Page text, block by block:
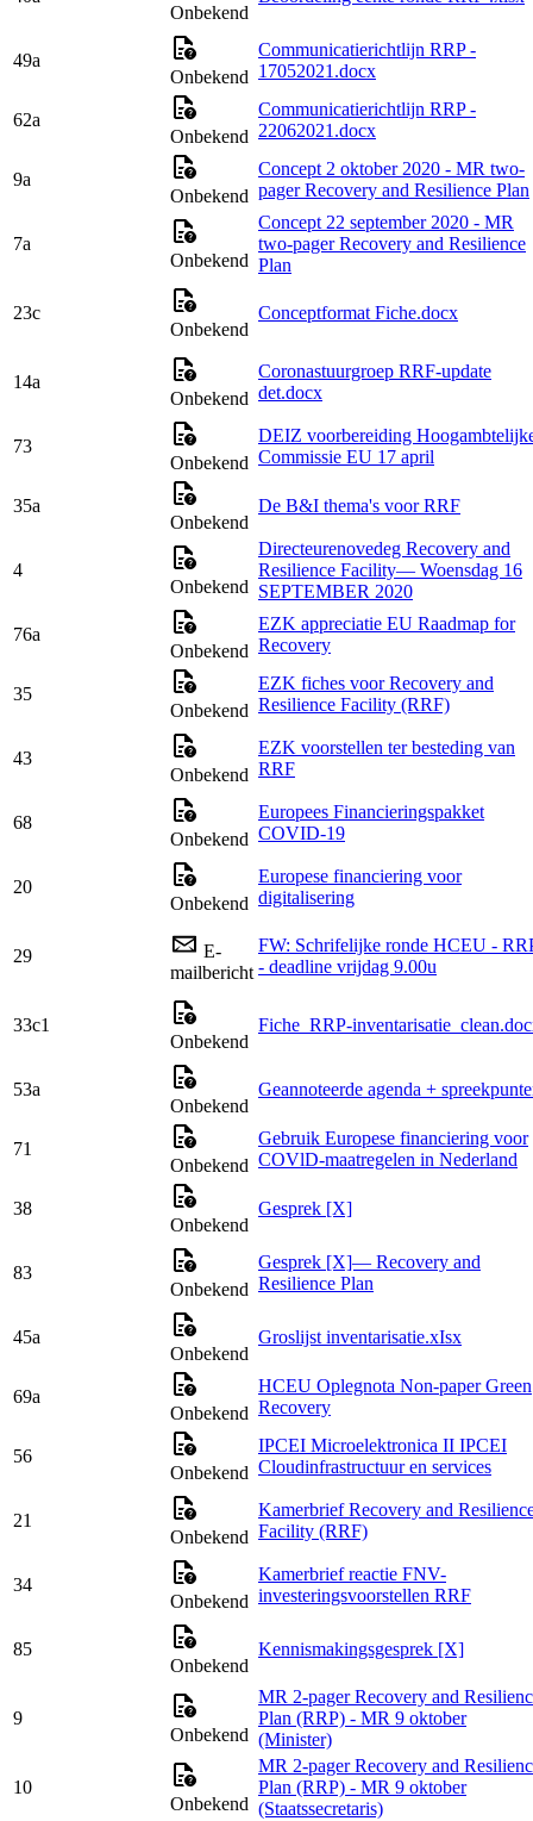
Onbekend
49a
Onbekend
Communicatierichtlijn RRP -
17052021.docx
62a
Onbekend
Communicatierichtlijn RRP -
22062021.docx
9a
Onbekend
Concept 2 oktober 2020 - MR two-
pager Recovery and Resilience Plan
7a
Onbekend
Concept 22 september 2020 - MR
two-pager Recovery and Resilience
Plan
23c
Onbekend
Conceptformat Fiche.docx
14a
Onbekend
Coronastuurgroep RRF-update
det.docx
73
Onbekend
DEIZ voorbereiding
Commissie EU 17 april
35a
Onbekend
De B&I thema's voor RRF
4
Onbekend
Directeurenovedeg Recovery and
Resilience Facility— Woensdag 16
SEPTEMBER 2020
76a
Onbekend
EZK appreciatie EU Raadmap for
Recovery
35
Onbekend
EZK fiches voor Recovery and
Resilience Facility (RRF)
43
Onbekend
EZK voorstellen ter besteding van
RRF
68
Onbekend
Europees Financieringspakket
COVID-19
20
Onbekend
Europese financiering voor
digitalisering
29
E-
mailbericht
FW: Schrifelijke ronde HCEU -
- deadline vrijdag 9.00u
33c1
Onbekend
Fiche_RRP-
53a
Onbekend
Geannoteerde agenda +
71
Onbekend
Gebruik Europese financiering voor
COVlD-maatregelen in Nederland
38
Onbekend
Gesprek [X]
83
Onbekend
Gesprek [X]— Recovery and
Resilience Plan
45a
Onbekend
Groslijst inventarisatie.xIsx
69a
Onbekend
HCEU Oplegnota Non-paper Green
Recovery
56
Onbekend
IPCEI Microelektronica II IPCEI
Cloudinfrastructuur en services
21
Onbekend
Kamerbrief Recovery and
Facility (RRF)
34
Onbekend
Kamerbrief reactie FNV-
investeringsvoorstellen RRF
85
Onbekend
Kennismakingsgesprek [X]
9
Onbekend
MR 2-pager Recovery and
Plan (RRP) - MR 9 oktober
(Minister)
10
Onbekend
MR 2-pager Recovery and
Plan (RRP) - MR 9 oktober
(Staatssecretaris)